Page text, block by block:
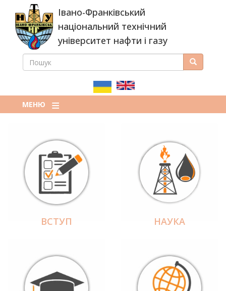
основного
вмісту
Івано-Франківський
національний технічний
університет нафти і газу
ПОШУКОВА
ПОШУК Пошук
МЕНЮ
ВСТУП НАУКА